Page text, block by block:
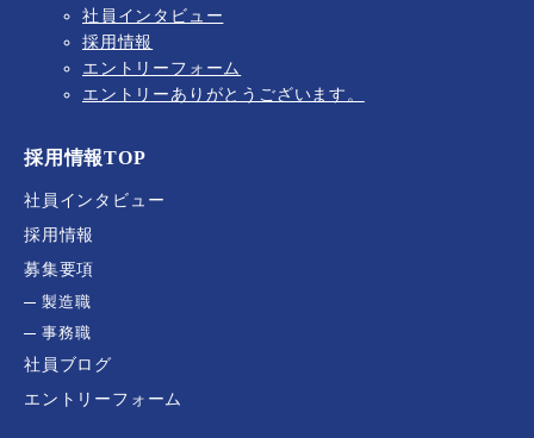
社員インタビュー
採用情報
エントリーフォーム
エントリーありがとうございます。
採用情報TOP
社員インタビュー
採用情報
募集要項
製造職
事務職
社員ブログ
エントリーフォーム